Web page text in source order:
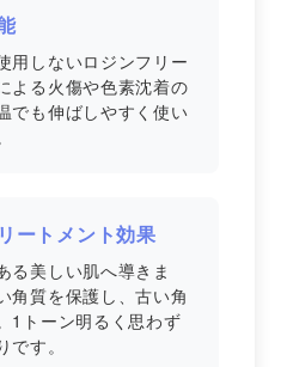
用しないロジンフリー
よる火傷や色素沈着の
でも伸ばしやすく使い
ートメント効果
る美しい肌へ導きま
角質を保護し、古い角
1トーン明るく思わず
す。